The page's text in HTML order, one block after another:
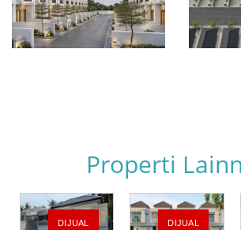
Properti
DIJUAL DIJUAL